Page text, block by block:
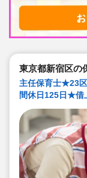
東京都新宿区の
主任保育士★23
間休日125日★借